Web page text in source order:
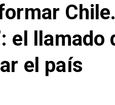
el llamado
el país